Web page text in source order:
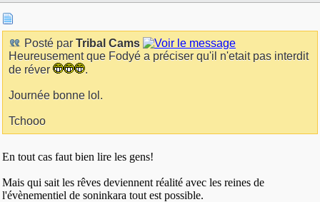
Posté par Tribal Cams
Heureusement que Fodyé a préciser qu'il n'etait pas interdit
de réver
.
Journée bonne lol.
Tchooo
En tout cas faut bien lire les gens!
Mais qui sait les rêves deviennent réalité avec les reines de
l'évènementiel de soninkara tout est possible.